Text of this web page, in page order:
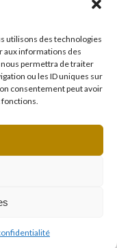
utilisons des technologies
aux informations des
nous permettra de traiter
ou les ID uniques sur
consentement peut avoir